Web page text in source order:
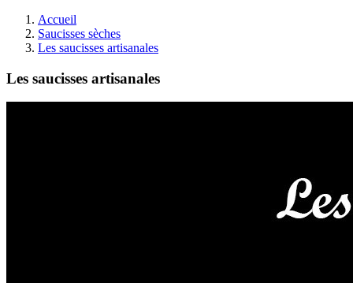
Accueil
Saucisses sèches
Les saucisses artisanales
Les saucisses artisanales